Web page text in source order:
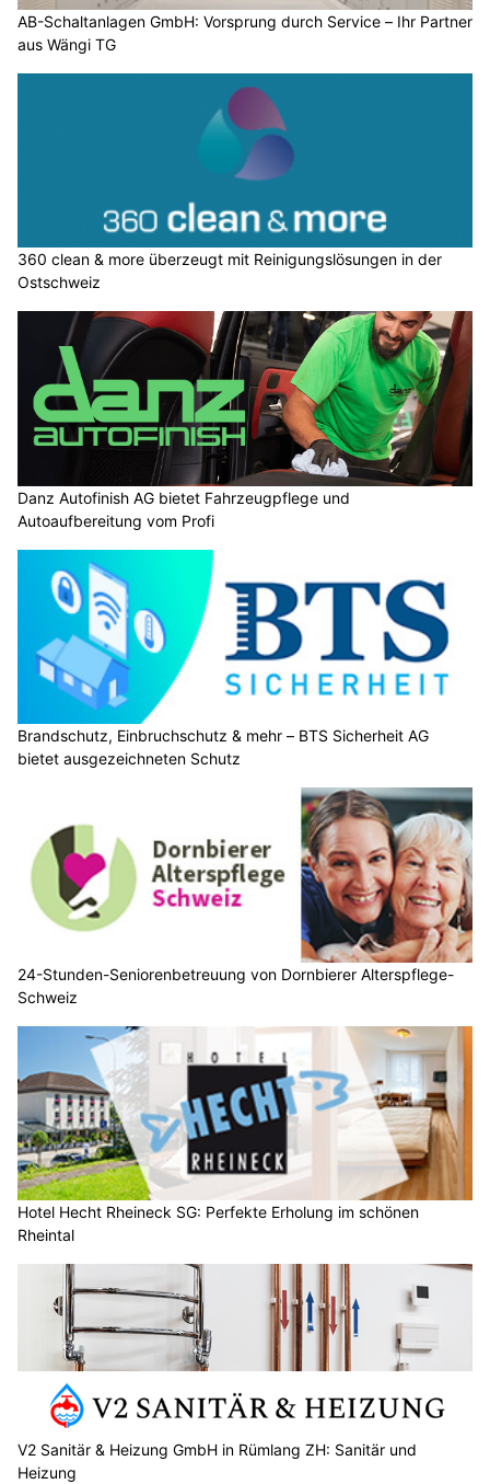
AB-Schaltanlagen GmbH: Vorsprung durch Service – Ihr Partner
aus Wängi TG
360 clean & more überzeugt mit Reinigungslösungen in der
Ostschweiz
Danz Autofinish AG bietet Fahrzeugpflege und
Autoaufbereitung vom Profi
Brandschutz, Einbruchschutz & mehr – BTS Sicherheit AG
bietet ausgezeichneten Schutz
24-Stunden-Seniorenbetreuung von Dornbierer Alterspflege-
Schweiz
Hotel Hecht Rheineck SG: Perfekte Erholung im schönen
Rheintal
V2 Sanitär & Heizung GmbH in Rümlang ZH: Sanitär und
Heizung